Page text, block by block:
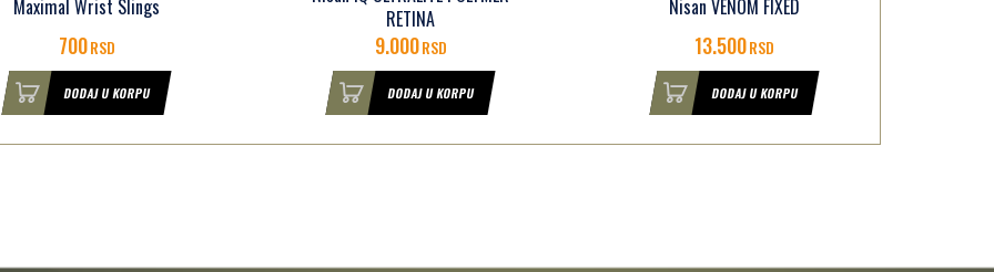
RETINA
9.000RSD
DODAJ U KORPU
Nisan VENOM FIXED
13.500RSD
DODAJ U KORPU
Meta Papirna Halloween
360RSD
DODAJ U KORPU